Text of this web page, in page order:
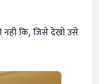
कि, जिसे देखो उसे